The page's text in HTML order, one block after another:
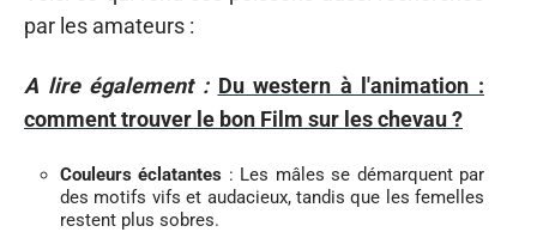
par les amateurs :
A lire également : Du western à l'animation :
comment trouver le bon Film sur les chevau ?
Couleurs éclatantes : Les mâles se démarquent par
des motifs vifs et audacieux, tandis que les femelles
restent plus sobres.